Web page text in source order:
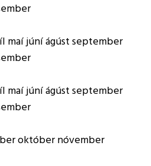
maíjúníágústseptember
maíjúníágústseptember
októbernóvember